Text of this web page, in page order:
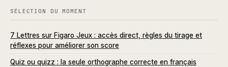
SÉLECTION DU MOMENT
7 Lettres sur Figaro Jeux : accès direct, règles du tirage et
réflexes pour améliorer son score
Quiz ou quizz : la seule orthographe correcte en français